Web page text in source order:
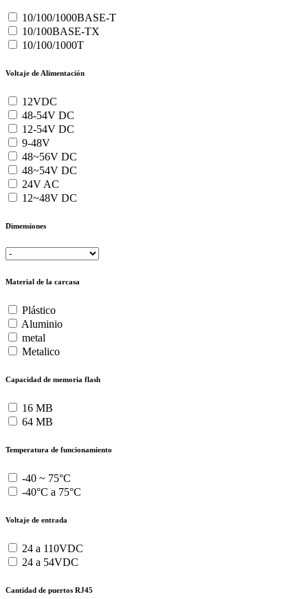
10/100/1000BASE-T
10/100BASE-TX
10/100/1000T
Voltaje de Alimentación
12VDC
48-54V DC
12-54V DC
9-48V
48~56V DC
48~54V DC
24V AC
12~48V DC
Dimensiones
Material de la carcasa
Plástico
Aluminio
metal
Metalico
Capacidad de memoria flash
16 MB
64 MB
Temperatura de funcionamiento
-40 ~ 75°C
-40°C a 75°C
Voltaje de entrada
24 a 110VDC
24 a 54VDC
Cantidad de puertos RJ45